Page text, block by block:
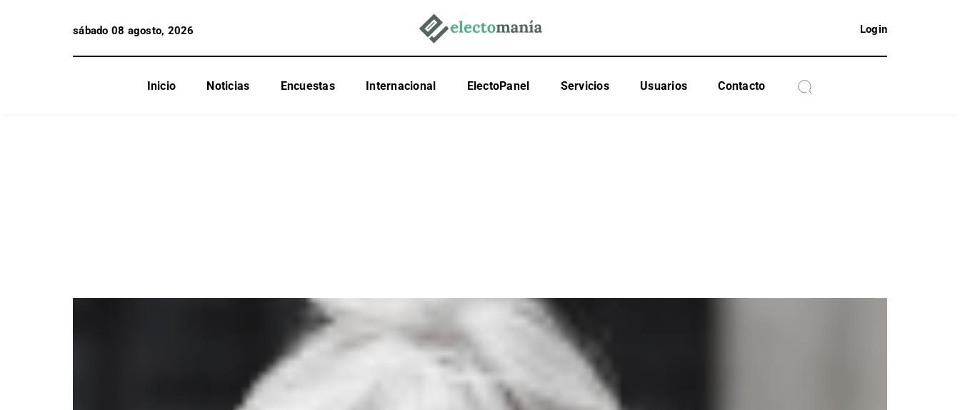
sábado 08 agosto, 2026 Login
Inicio Noticias Encuestas Internacional ElectoPanel Servicios Usuarios Contacto